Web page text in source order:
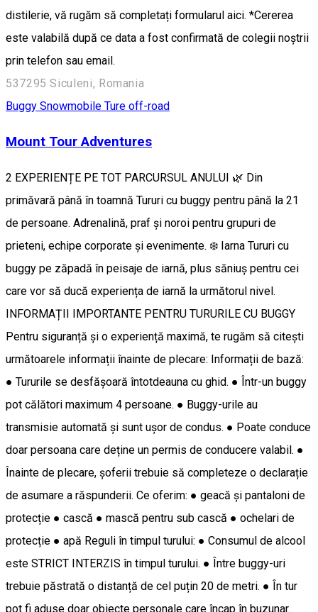
distilerie, vă rugăm să completați formularul aici. *Cererea
este valabilă după ce data a fost confirmată de colegii noștrii
prin telefon sau email.
537295 Siculeni, Romania
Buggy Snowmobile Ture off-road
Mount Tour Adventures
2 EXPERIENȚE PE TOT PARCURSUL ANULUI 🌿 Din
primăvară până în toamnă Tururi cu buggy pentru până la 21
de persoane. Adrenalină, praf și noroi pentru grupuri de
prieteni, echipe corporate și evenimente. ❄️ Iarna Tururi cu
buggy pe zăpadă în peisaje de iarnă, plus săniuș pentru cei
care vor să ducă experiența de iarnă la următorul nivel.
INFORMAȚII IMPORTANTE PENTRU TURURILE CU BUGGY
Pentru siguranță și o experiență maximă, te rugăm să citești
următoarele informații înainte de plecare: Informații de bază:
● Tururile se desfășoară întotdeauna cu ghid. ● Într-un buggy
pot călători maximum 4 persoane. ● Buggy-urile au
transmisie automată și sunt ușor de condus. ● Poate conduce
doar persoana care deține un permis de conducere valabil. ●
Înainte de plecare, șoferii trebuie să completeze o declarație
de asumare a răspunderii. Ce oferim: ● geacă și pantaloni de
protecție ● cască ● mască pentru sub cască ● ochelari de
protecție ● apă Reguli în timpul turului: ● Consumul de alcool
este STRICT INTERZIS în timpul turului. ● Între buggy-uri
trebuie păstrată o distanță de cel puțin 20 de metri. ● În tur
pot fi aduse doar obiecte personale care încap în buzunar.